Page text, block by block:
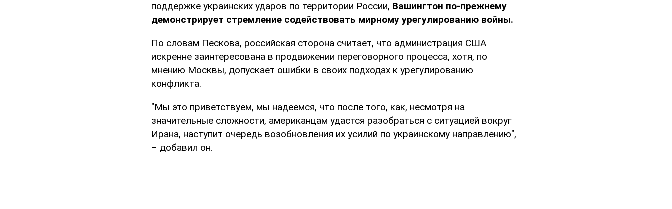
поддержке украинских ударов по территории России, Вашингтон по-прежнему
демонстрирует стремление содействовать мирному урегулированию войны.
По словам Пескова, российская сторона считает, что администрация США
искренне заинтересована в продвижении переговорного процесса, хотя, по
мнению Москвы, допускает ошибки в своих подходах к урегулированию
конфликта.
"Мы это приветствуем, мы надеемся, что после того, как, несмотря на
значительные сложности, американцам удастся разобраться с ситуацией вокруг
Ирана, наступит очередь возобновления их усилий по украинскому направлению",
– добавил он.